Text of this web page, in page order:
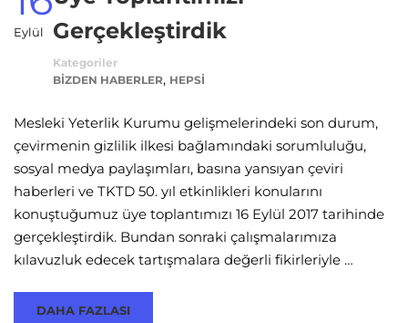
Eylül
Gerçekleştirdik
Kategoriler
BIZDEN HABERLER, HEPSI
Mesleki Yeterlik Kurumu gelişmelerindeki son durum,
çevirmenin gizlilik ilkesi bağlamındaki sorumluluğu,
sosyal medya paylaşımları, basına yansıyan çeviri
haberleri ve TKTD 50. yıl etkinlikleri konularını
konuştuğumuz üye toplantımızı 16 Eylül 2017 tarihinde
gerçekleştirdik. Bundan sonraki çalışmalarımıza
kılavuzluk edecek tartışmalara değerli fikirleriyle …
DAHA FAZLASI